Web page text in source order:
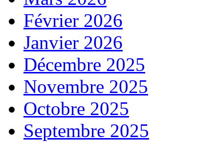
Février 2026
Janvier 2026
Décembre 2025
Novembre 2025
Octobre 2025
Septembre 2025